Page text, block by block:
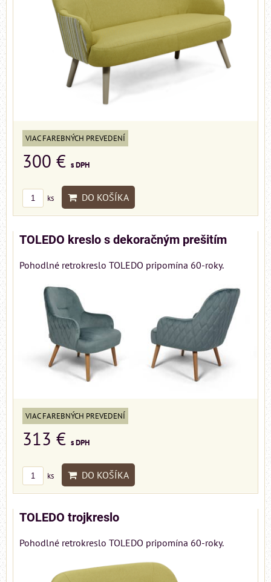
VIAC FAREBNÝCH PREVEDENÍ
300 € s DPH
ks DO KOŠÍKA
TOLEDO kreslo s dekoračným prešitím
Pohodlné retrokreslo TOLEDO pripomína 60-roky.
VIAC FAREBNÝCH PREVEDENÍ
313 € s DPH
ks DO KOŠÍKA
TOLEDO trojkreslo
Pohodlné retrokreslo TOLEDO pripomína 60-roky.